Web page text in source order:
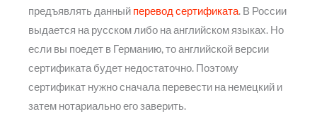
предъявлять данный перевод сертификата. В России
выдается на русском либо на английском языках. Но
если вы поедет в Германию, то английской версии
сертификата будет недостаточно. Поэтому
сертификат нужно сначала перевести на немецкий и
затем нотариально его заверить.